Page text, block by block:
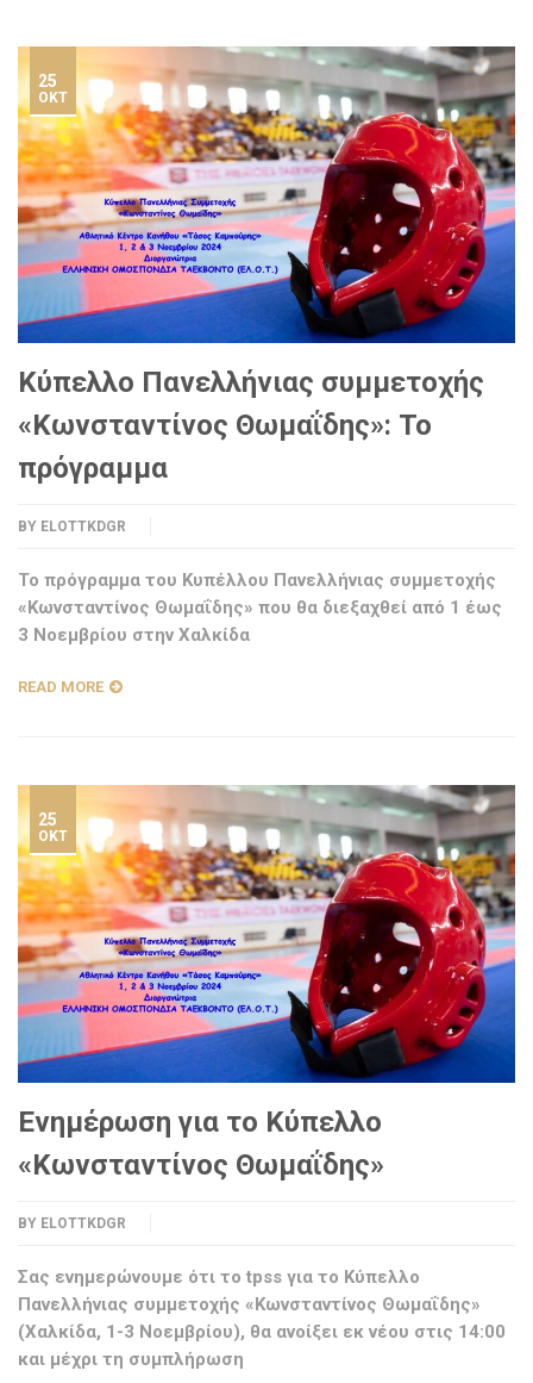
25
ΟΚΤ
Κύπελλο Πανελλήνιας συμμετοχής
«Κωνσταντίνος Θωμαΐδης»: Το
πρόγραμμα
BY ELOTTKDGR
Το πρόγραμμα του Κυπέλλου Πανελλήνιας συμμετοχής
«Κωνσταντίνος Θωμαΐδης» που θα διεξαχθεί από 1 έως
3 Νοεμβρίου στην Χαλκίδα
READ MORE
25
ΟΚΤ
Ενημέρωση για το Κύπελλο
«Κωνσταντίνος Θωμαΐδης»
BY ELOTTKDGR
Σας ενημερώνουμε ότι το tpss για το Κύπελλο
Πανελλήνιας συμμετοχής «Κωνσταντίνος Θωμαΐδης»
(Χαλκίδα, 1-3 Νοεμβρίου), θα ανοίξει εκ νέου στις 14:00
και μέχρι τη συμπλήρωση